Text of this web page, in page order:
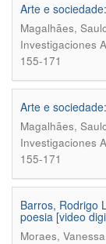
Arte e
Magalhães,
Investigaciones
155-171
Arte e
Magalhães,
Investigaciones
155-171
Barros, Rodrigo
poesia [video
Moraes, Vanessa